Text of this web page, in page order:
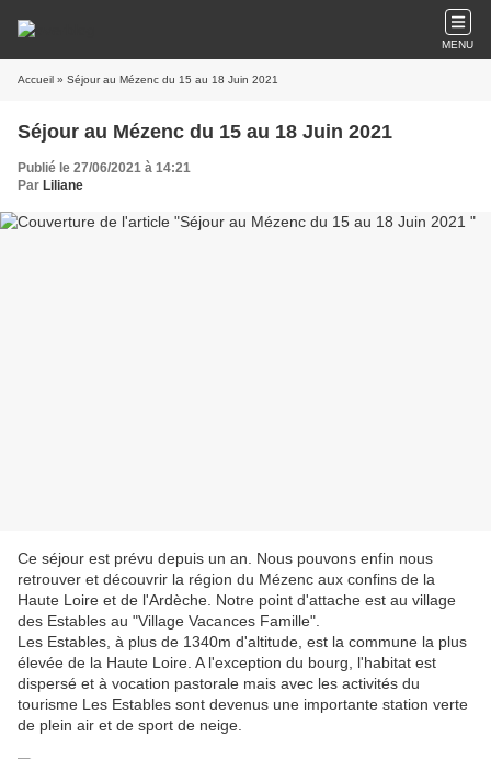
MENU
Accueil » Séjour au Mézenc du 15 au 18 Juin 2021
Séjour au Mézenc du 15 au 18 Juin 2021
Publié le 27/06/2021 à 14:21
Par Liliane
Ce séjour est prévu depuis un an. Nous pouvons enfin nous
retrouver et découvrir la région du Mézenc aux confins de la
Haute Loire et de l'Ardèche. Notre point d'attache est au village
des Estables au "Village Vacances Famille".
Les Estables, à plus de 1340m d'altitude, est la commune la plus
élevée de la Haute Loire. A l'exception du bourg, l'habitat est
dispersé et à vocation pastorale mais avec les activités du
tourisme Les Estables sont devenus une importante station verte
de plein air et de sport de neige.